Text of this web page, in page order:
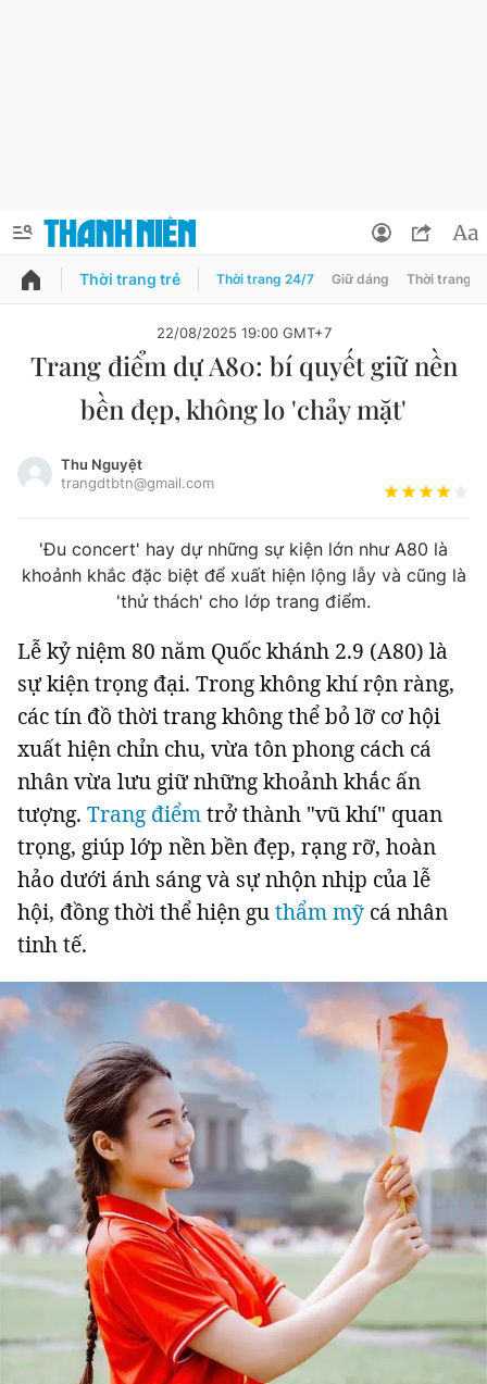
PODCAST QUẢNG CÁO
Chuyên mục
Chuyên mục khác
Tin thị trường Tin 360
Video Podcasts
Magazine
Sản phẩm khác
Tiện ích Bạn cần biết
Thông tin tòa soạn Liên hệ quảng cáo
Đọc Thanh Niên trên điện thoại
Theo dõi báo trên
Hotline
0906 645 777
Liên hệ quảng cáo
0908 780 404
Quảng cáo RSS Tòa soạn
Thông tin tài khoản
Đổi mật khẩu
Đăng xuất
Thời trang trẻ Thời trang 24/7 Giữ dáng Thời trang
22/08/2025 19:00 GMT+7
Trang điểm dự A80: bí quyết giữ nền
bền đẹp, không lo 'chảy mặt'
Thu Nguyệt
trangdtbtn@gmail.com
'Đu concert' hay dự những sự kiện lớn như A80 là
khoảnh khắc đặc biệt để xuất hiện lộng lẫy và cũng là
'thử thách' cho lớp trang điểm.
Lễ kỷ niệm 80 năm Quốc khánh 2.9 (A80) là
sự kiện trọng đại. Trong không khí rộn ràng,
các tín đồ thời trang không thể bỏ lỡ cơ hội
xuất hiện chỉn chu, vừa tôn phong cách cá
nhân vừa lưu giữ những khoảnh khắc ấn
tượng. Trang điểmtrở thành "vũ khí" quan
trọng, giúp lớp nền bền đẹp, rạng rỡ, hoàn
hảo dưới ánh sáng và sự nhộn nhịp của lễ
hội, đồng thời thể hiện guthẩm mỹ cá nhân
tinh tế.